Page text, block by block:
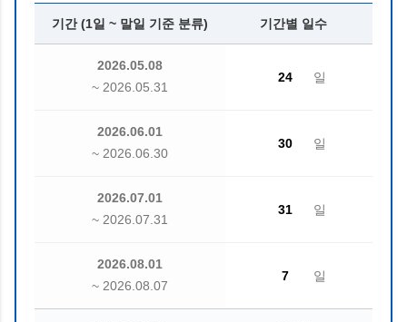
기간 (1일 ~ 말일 기준 분류) 기간별 일수
2026.05.08
~ 2026.05.31
일
2026.06.01
~ 2026.06.30
일
2026.07.01
~ 2026.07.31
일
2026.08.01
~ 2026.08.07
일